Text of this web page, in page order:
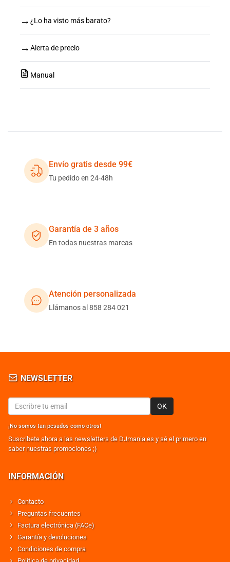
→ ¿Lo ha visto más barato?
→ Alerta de precio
Manual
Envío gratis desde 99€
Tu pedido en 24-48h
Garantía de 3 años
En todas nuestras marcas
Atención personalizada
Llámanos al 858 284 021
NEWSLETTER
OK
¡No somos tan pesados como otros!
Suscribete ahora a las newsletters de DJmania.es y sé el primero en
saber nuestras promociones ;)
INFORMACIÓN
Contacto
Preguntas frecuentes
Factura electrónica (FACe)
Garantía y devoluciones
Condiciones de compra